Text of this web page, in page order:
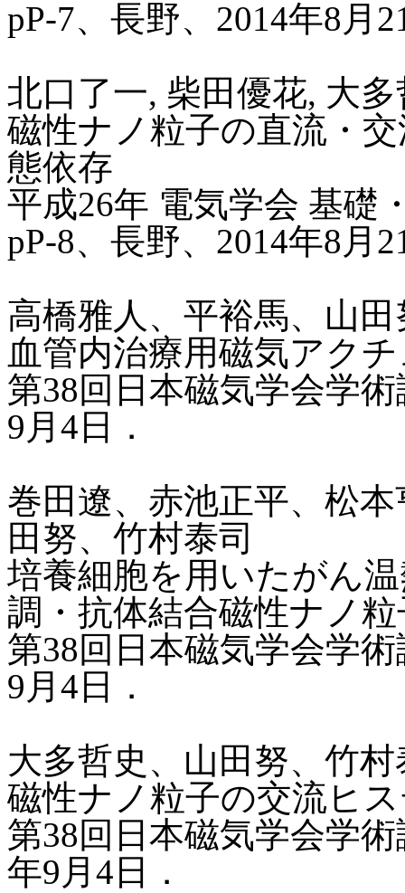
pP-7、長野、2014年8月
北口了一, 柴田優花, 大
磁性ナノ粒子の直流・
態依存
平成26年 電気学会 基礎
pP-8、長野、2014年8月
高橋雅人、平裕馬、山
血管内治療用磁気アク
第38回日本磁気学会学
9月4日．
巻田遼、赤池正平、松
田努、竹村泰司
培養細胞を用いたがん
調・抗体結合磁性ナノ
第38回日本磁気学会学
9月4日．
大多哲史、山田努、竹村
磁性ナノ粒子の交流ヒ
第38回日本磁気学会学
年9月4日．